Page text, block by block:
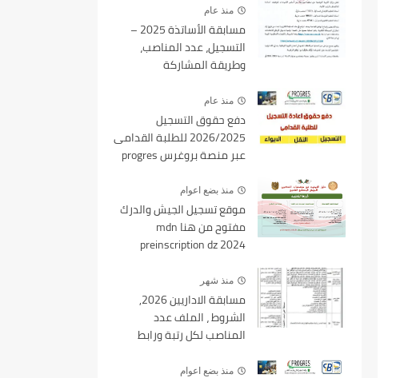
منذ عام
مسابقة الأساتذة 2025 –
التسجيل، عدد المناصب،
وطريقة المشاركة
منذ عام
دفع حقوق التسجيل
2026/2025 للطلبة القدامى
عبر منصة بروغرس progres
منذ بضع اعوام
موقع تسجيل الجيش والدرك
مفتوح من هنا mdn
preinscription dz 2024
منذ شهر
مسابقة الاداريين 2026,
الشروط ، الملف عدد
المناصب لكل رتبة ورابط
منذ بضع اعوام